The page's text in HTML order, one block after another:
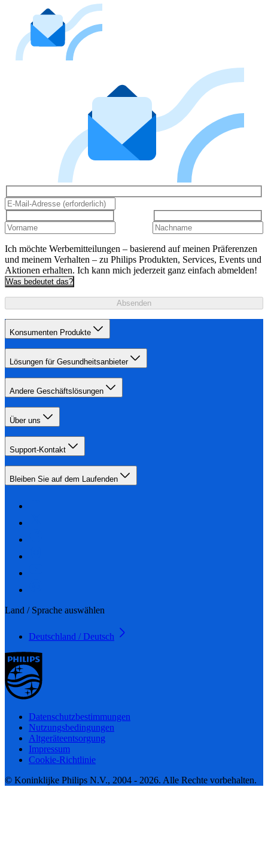
Ich möchte Werbemitteilungen – basierend auf meinen Präferenzen
und meinem Verhalten – zu Philips Produkten, Services, Events und
Aktionen erhalten. Ich kann mich jederzeit ganz einfach abmelden!
Was bedeutet das?
Absenden
Konsumenten Produkte
Lösungen für Gesundheitsanbieter
Andere Geschäftslösungen
Über uns
Support-Kontakt
Bleiben Sie auf dem Laufenden
Land / Sprache auswählen
Deutschland / Deutsch
Datenschutzbestimmungen
Nutzungsbedingungen
Altgeräteentsorgung
Impressum
Cookie-Richtlinie
© Koninklijke Philips N.V., 2004 - 2026. Alle Rechte vorbehalten.